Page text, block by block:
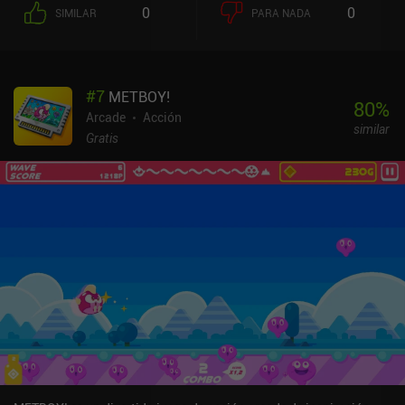
SIMILAR 0 PARA NADA 0
#7 METBOY!
Arcade
Acción
Gratis
80%
similar